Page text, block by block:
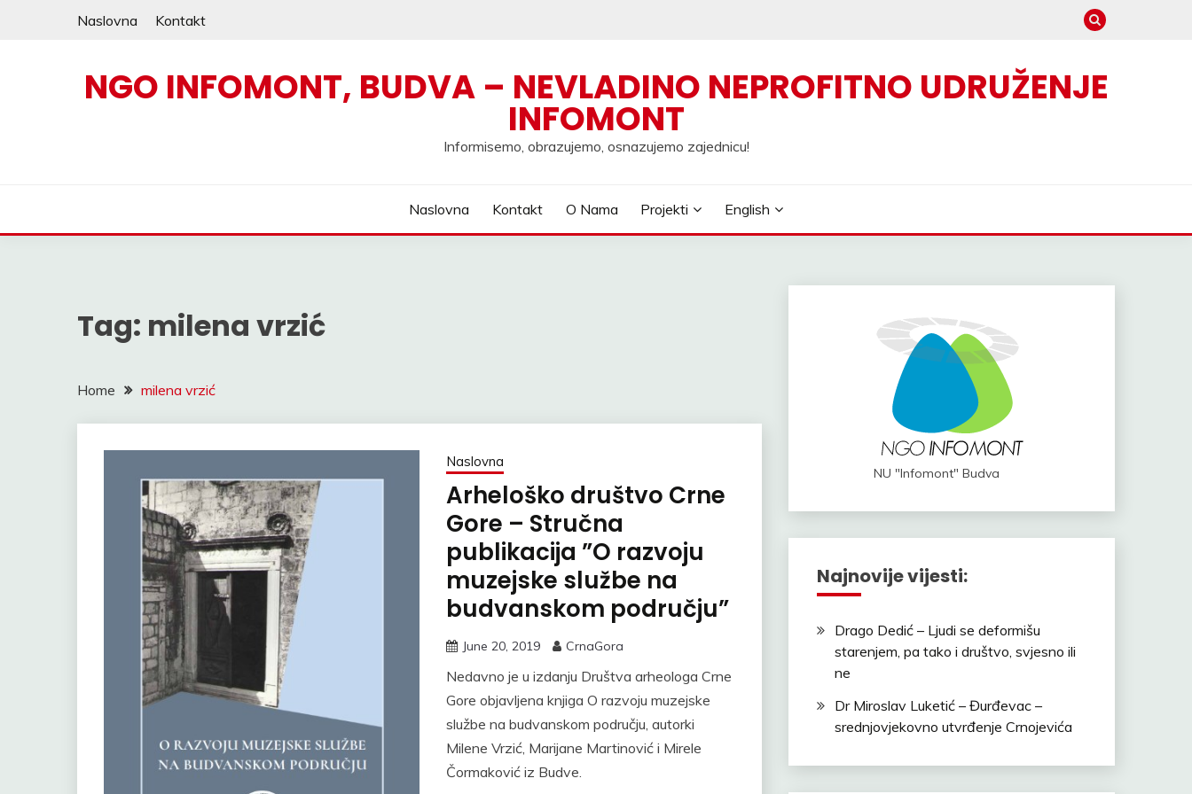
Naslovna Kontakt
NGO INFOMONT, BUDVA – NEVLADINO NEPROFITNO UDRUŽENJE
INFOMONT
Informisemo, obrazujemo, osnazujemo zajednicu!
Naslovna Kontakt O Nama Projekti English
Tag: milena vrzić
Home milena vrzić
Naslovna
Arheloško društvo Crne
Gore – Stručna
publikacija ”O razvoju
muzejske službe na
budvanskom području”
June 20, 2019 CrnaGora
Nedavno je u izdanju Društva arheologa Crne
Gore objavljena knjiga O razvoju muzejske
službe na budvanskom području, autorki
Milene Vrzić, Marijane Martinović i Mirele
Čormaković iz Budve.
NU "Infomont" Budva
Najnovije vijesti:
Drago Dedić – Ljudi se deformišu
starenjem, pa tako i društvo, svjesno ili
ne
Dr Miroslav Luketić – Đurđevac –
srednjovjekovno utvrđenje Crnojevića